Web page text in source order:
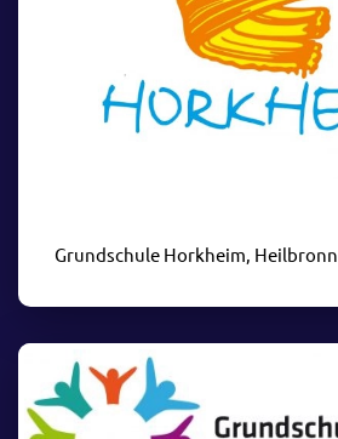
Grundschule Horkheim, Heilbronn